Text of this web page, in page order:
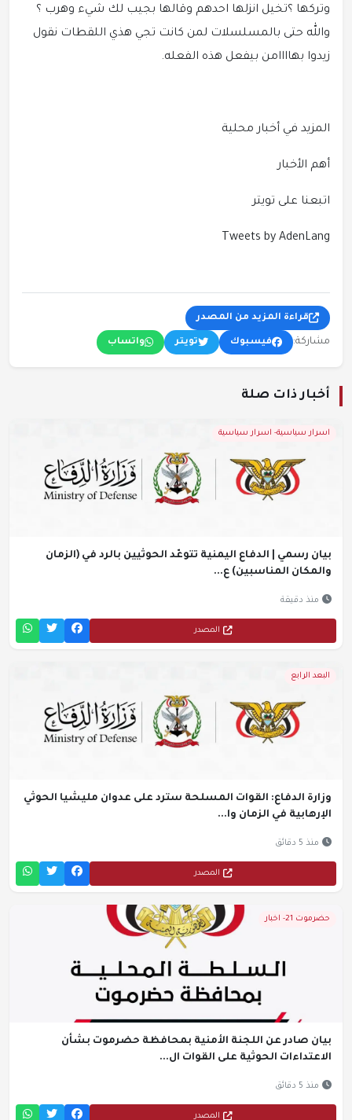
وتركها ؟تخيل انزلها احدهم وقالها بجيب لك شيء وهرب ؟
والله حتى بالمسلسلات لمن كانت تجي هذي اللقطات نقول
زيدوا بهاااامن بيفعل هذه الفعله.
المزيد في أخبار محلية
أهم الأخبار
اتبعنا على تويتر
Tweets by AdenLang
قراءة المزيد من المصدر
مشاركة: فيسبوك تويتر واتساب
أخبار ذات صلة
اسرار سياسية- اسرار سياسية
بيان رسمي | الدفاع اليمنية تتوعّد الحوثيين بالرد في (الزمان
والمكان المناسبين) ع...
منذ دقيقة
المصدر
البعد الرابع
وزارة الدفاع: القوات المسلحة سترد على عدوان مليشيا الحوثي
الإرهابية في الزمان وا...
منذ 5 دقائق
المصدر
حضرموت 21- اخبار
بيان صادر عن اللجنة الأمنية بمحافظة حضرموت بشأن
الاعتداءات الحوثية على القوات ال...
منذ 5 دقائق
المصدر